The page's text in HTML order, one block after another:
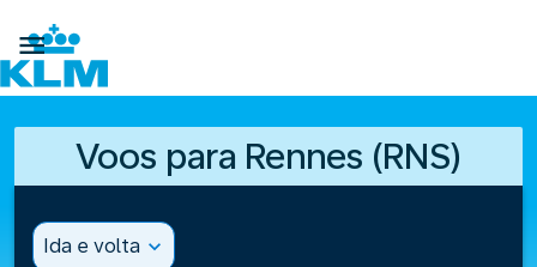

Voos para Rennes (RNS)
Ida e volta expand_more